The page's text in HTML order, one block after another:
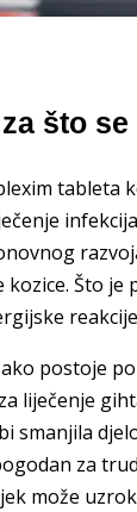
što
tableta
Što
postoje
liječenje
smanjila
za
može